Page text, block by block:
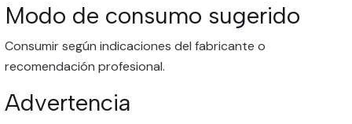
Modo de consumo sugerido
Consumir según indicaciones del fabricante o
recomendación profesional.
Advertencia